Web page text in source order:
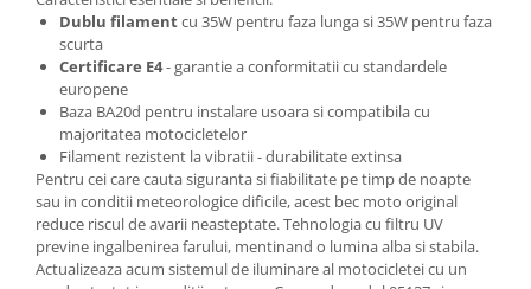
Produse de Iarna
Cabluri Pornire
Produse de Vara
Dublu filamentcu 35W pentru faza lunga si 35W pentru faza
scurta
Certificare E4- garantie a conformitatii cu standardele
europene
Baza BA20d pentru instalare usoara si compatibila cu
majoritatea motocicletelor
Filament rezistent la vibratii - durabilitate extinsa
Pentru cei care cauta siguranta si fiabilitate pe timp de noapte
sau in conditii meteorologice dificile, acest bec moto original
reduce riscul de avarii neasteptate. Tehnologia cu filtru UV
previne ingalbenirea farului, mentinand o lumina alba si stabila.
Actualizeaza acum sistemul de iluminare al motocicletei cu un